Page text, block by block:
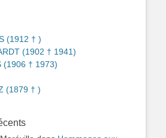
(1912 † )
(1902 † 1941)
(1906 † 1973)
(1879 † )